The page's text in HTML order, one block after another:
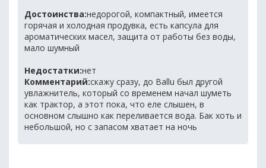
Достоинства:недорогой, компактный, имеется
горячая и холодная продувка, есть капсула для
ароматических масел, защита от работы без воды,
мало шумный
Недостатки:нет
Комментарий:скажу сразу, до Ballu был другой
увлажнитель, который со временем начал шуметь
как трактор, а этот пока, что еле слышен, в
основном слышно как переливается вода. Бак хоть и
небольшой, но с запасом хватает на ночь